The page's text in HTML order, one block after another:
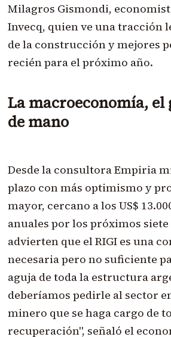
Milagros Gismondi,
Invecq, quien ve una tracción
de la construcción y mejores
recién para el próximo año.
La macroeconomía, el
de mano
Desde la consultora Empiria
plazo con más optimismo y
mayor, cercano a los US$
anuales por los próximos siete
advierten que el RIGI es una
necesaria pero no suficiente
aguja de toda la estructura
deberíamos pedirle al sector
minero que se haga cargo de
recuperación", señaló el